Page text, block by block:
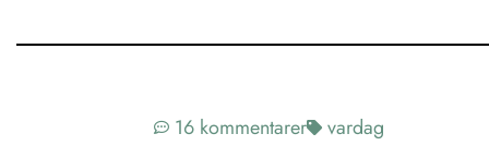
16 kommentarer
vardag